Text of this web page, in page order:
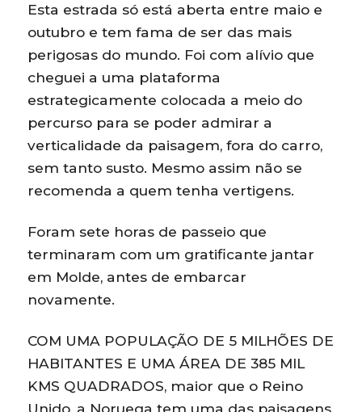
Esta estrada só está aberta entre maio e
outubro e tem fama de ser das mais
perigosas do mundo. Foi com alívio que
cheguei a uma plataforma
estrategicamente colocada a meio do
percurso para se poder admirar a
verticalidade da paisagem, fora do carro,
sem tanto susto. Mesmo assim não se
recomenda a quem tenha vertigens.
Foram sete horas de passeio que
terminaram com um gratificante jantar
em Molde, antes de embarcar
novamente.
COM UMA POPULAÇÃO DE 5 MILHÕES DE
HABITANTES E UMA ÁREA DE 385 MIL
KMS QUADRADOS, maior que o Reino
Unido, a Noruega tem uma das paisagens